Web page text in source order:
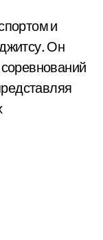
и
Он